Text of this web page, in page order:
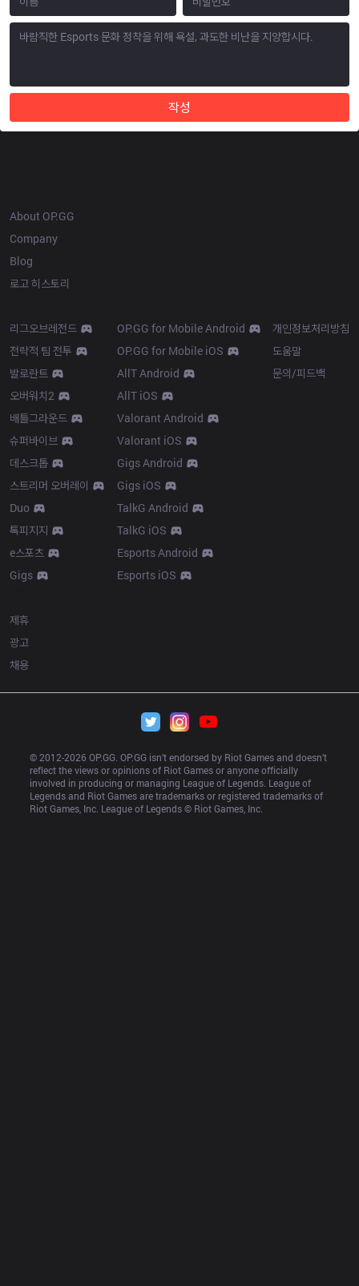
작성
About OP.GG
Company
Blog
로고 히스토리
리그오브레전드
전략적 팀 전투
발로란트
오버워치2
배틀그라운드
슈퍼바이브
데스크톱
스트리머 오버레이
Duo
톡피지지
e스포츠
Gigs
OP.GG for Mobile Android
OP.GG for Mobile iOS
AllT Android
AllT iOS
Valorant Android
Valorant iOS
Gigs Android
Gigs iOS
TalkG Android
TalkG iOS
Esports Android
Esports iOS
개인정보처리방침
도움말
문의/피드백
제휴
광고
채용
© 2012-2026 OP.GG. OP.GG isn’t endorsed by Riot Games and doesn’t
reflect the views or opinions of Riot Games or anyone officially
involved in producing or managing League of Legends. League of
Legends and Riot Games are trademarks or registered trademarks of
Riot Games, Inc. League of Legends © Riot Games, Inc.